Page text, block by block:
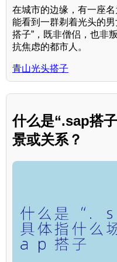
在城市的边缘，有一座名
能看到一群剃着光头的
搭子”，既非僧侣，也非
抗焦虑的都市人。
青山光头搭子
什么是“.sap搭
景或关系？